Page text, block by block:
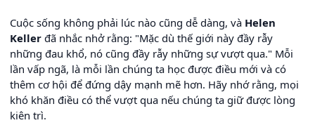
Cuộc sống không phải lúc nào cũng dễ dàng, và Helen
Keller đã nhắc nhở rằng: "Mặc dù thế giới này đầy rẫy
những đau khổ, nó cũng đầy rẫy những sự vượt qua." Mỗi
lần vấp ngã, là mỗi lần chúng ta học được điều mới và có
thêm cơ hội để đứng dậy mạnh mẽ hơn. Hãy nhớ rằng, mọi
khó khăn điều có thể vượt qua nếu chúng ta giữ được lòng
kiên trì.